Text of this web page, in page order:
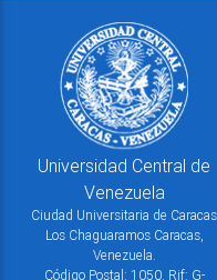
Universidad Central de
Venezuela
Ciudad Universitaria de Caracas
Los Chaguaramos Caracas,
Venezuela.
Código Postal: 1050. Rif: G-